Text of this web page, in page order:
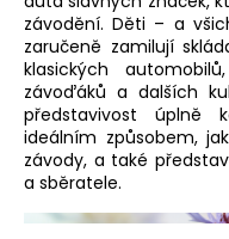
závodění. Děti – a
zaručeně zamilují
klasických
závoďáků a dalších
představivost úplně
ideálním způsobem,
závody, a také
a sběratele.
t
ř
e
b
u
j
e